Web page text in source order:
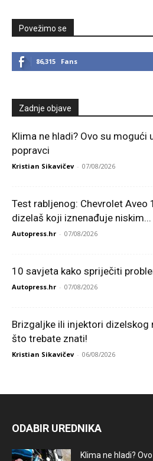
Povežimo se
86,315 Fans
Zadnje objave
Klima ne hladi? Ovo su mogući
popravci
Kristian Sikavičev - 07/08/2026
Test rabljenog: Chevrolet Aveo
dizelaš koji iznenađuje niskim...
Autopress.hr - 07/08/2026
10 savjeta kako spriječiti
Autopress.hr - 07/08/2026
Brizgaljke ili injektori
što trebate znati!
Kristian Sikavičev - 06/08/2026
ODABIR UREDNIKA
Klima ne hladi?